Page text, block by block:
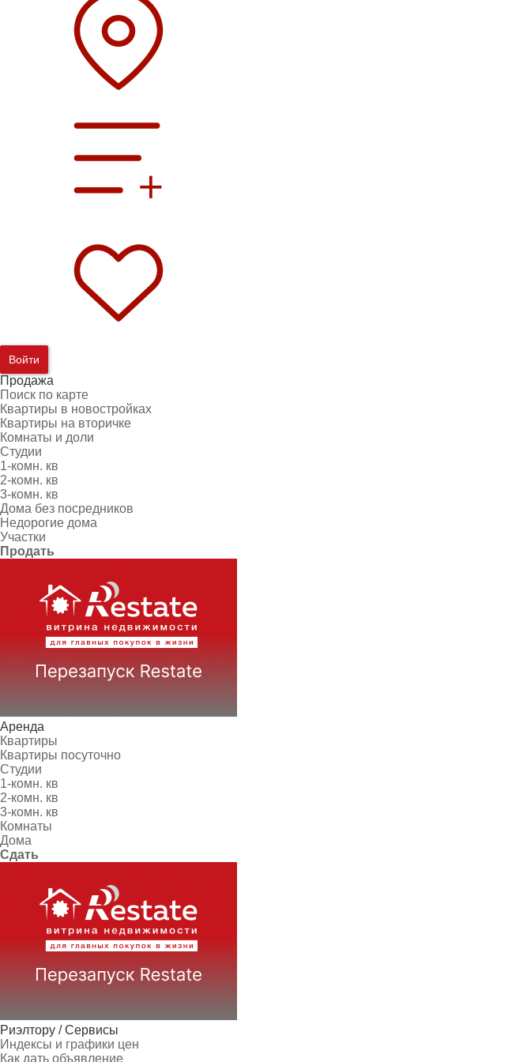
Войти
Продажа
Поиск по карте
Квартиры в новостройках
Квартиры на вторичке
Комнаты и доли
Студии
1-комн. кв
2-комн. кв
3-комн. кв
Дома без посредников
Недорогие дома
Участки
Продать
Аренда
Квартиры
Квартиры посуточно
Студии
1-комн. кв
2-комн. кв
3-комн. кв
Комнаты
Дома
Сдать
Риэлтору / Сервисы
Индексы и графики цен
Как дать объявление